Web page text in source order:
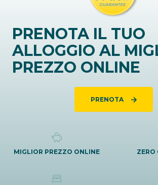
PRENOTA IL TUO
ALLOGGIO AL
PREZZO ONLINE
PRENOTA
MIGLIOR PREZZO ONLINE ZERO